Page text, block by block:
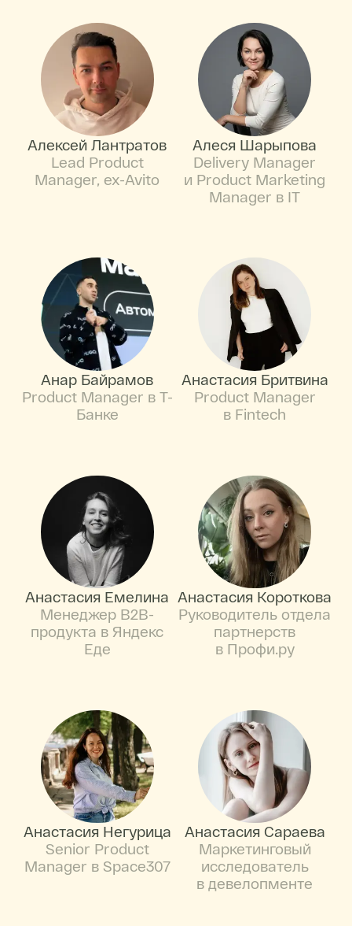
Алексей Лантратов
Lead Product
Manager, ex-Avito
Алеся Шарыпова
Delivery Manager
и Product Marketing
Manager в IT
Анар Байрамов
Product Manager в Т-
Банке
Анастасия Бритвина
Product Manager
в Fintech
Анастасия Емелина
Менеджер B2B-
продукта в Яндекс
Еде
Анастасия Короткова
Руководитель отдела
партнерств
в Профи.ру
Анастасия Негурица
Senior Product
Manager в Space307
Анастасия Сараева
Маркетинговый
исследователь
в девелопменте